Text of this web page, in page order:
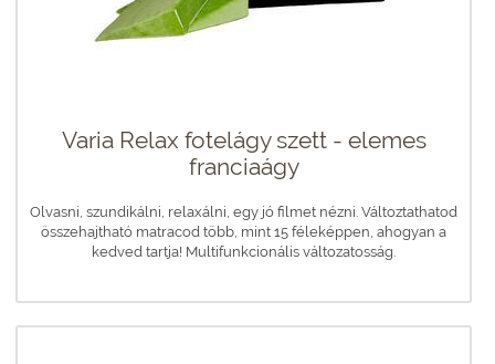
Varia Relax fotelágy szett - elemes
franciaágy
Olvasni, szundikálni, relaxálni, egy jó filmet nézni. Változtathatod
összehajtható matracod több, mint 15 féleképpen, ahogyan a
kedved tartja! Multifunkcionális változatosság.